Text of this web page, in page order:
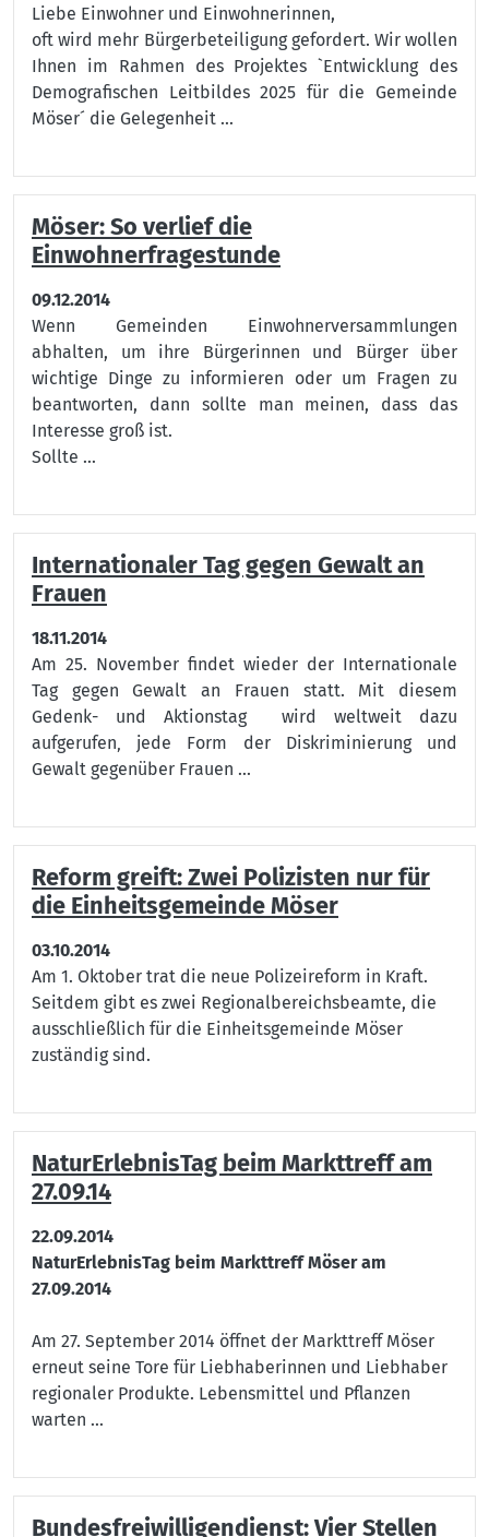
Liebe Einwohner und Einwohnerinnen,
oft wird mehr Bürgerbeteiligung gefordert. Wir wollen
Ihnen im Rahmen des Projektes `Entwicklung des
Demografischen Leitbildes 2025 für die Gemeinde
Möser´ die Gelegenheit ...
Möser: So verlief die
Einwohnerfragestunde
09.12.2014
Wenn Gemeinden Einwohnerversammlungen
abhalten, um ihre Bürgerinnen und Bürger über
wichtige Dinge zu informieren oder um Fragen zu
beantworten, dann sollte man meinen, dass das
Interesse groß ist.
Sollte ...
Internationaler Tag gegen Gewalt an
Frauen
18.11.2014
Am 25. November findet wieder der Internationale
Tag gegen Gewalt an Frauen statt. Mit diesem
Gedenk- und Aktionstag wird weltweit dazu
aufgerufen‚ jede Form der Diskriminierung und
Gewalt gegenüber Frauen ...
Reform greift: Zwei Polizisten nur für
die Einheitsgemeinde Möser
03.10.2014
Am 1. Oktober trat die neue Polizeireform in Kraft.
Seitdem gibt es zwei Regionalbereichsbeamte, die
ausschließlich für die Einheitsgemeinde Möser
zuständig sind.
NaturErlebnisTag beim Markttreff am
27.09.14
22.09.2014
NaturErlebnisTag beim Markttreff Möser am
27.09.2014
Am 27. September 2014 öffnet der Markttreff Möser
erneut seine Tore für Liebhaberinnen und Liebhaber
regionaler Produkte. Lebensmittel und Pflanzen
warten ...
Bundesfreiwilligendienst: Vier Stellen